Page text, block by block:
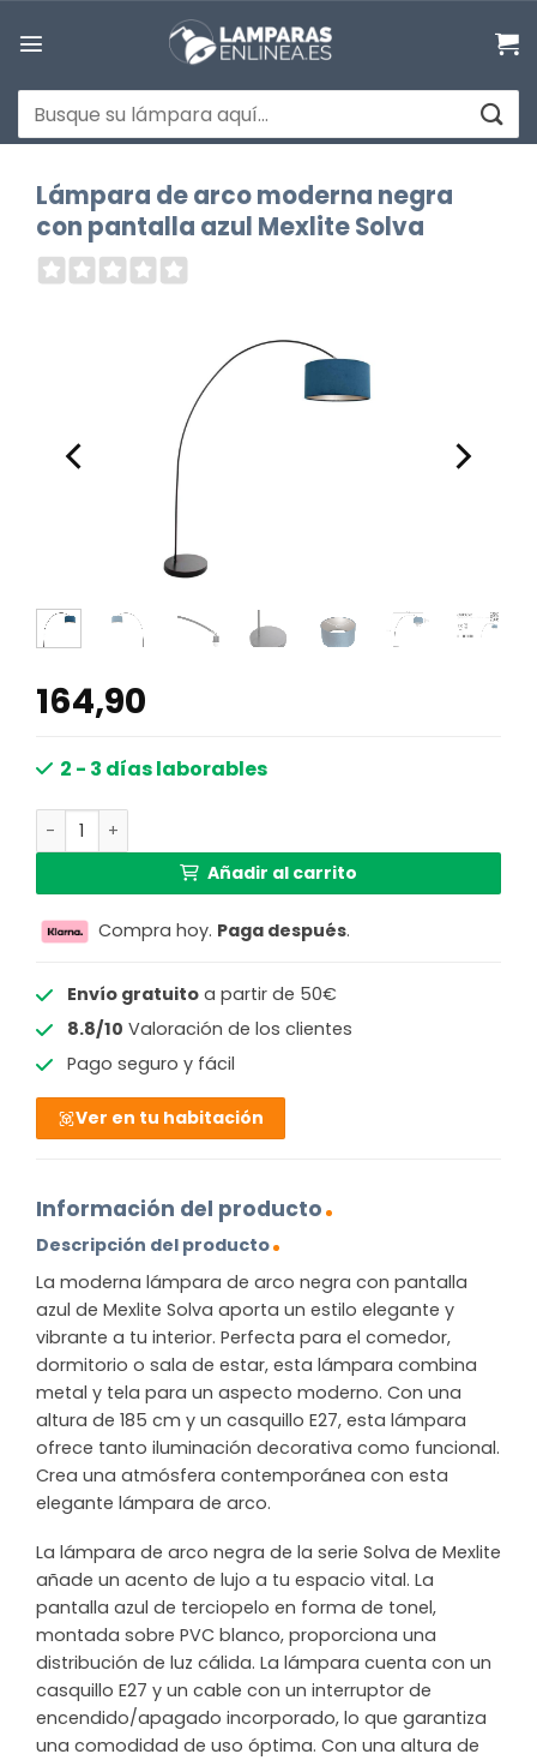
Buscar
por:
Lámpara de arco moderna negra
con pantalla azul Mexlite Solva
164,90
2 - 3 días laborables
Lámpara de arco moderna negra con pantalla azul
Añadir al carrito
Compra hoy. Paga después.
Envío gratuitoa partir de 50€
8.8/10 Valoración de los clientes
Pago seguro y fácil
Ver en tu habitación
Información del producto
Descripción del producto
La moderna lámpara de arco negra con pantalla
azul de Mexlite Solva aporta un estilo elegante y
vibrante a tu interior. Perfecta para el comedor,
dormitorio o sala de estar, esta lámpara combina
metal y tela para un aspecto moderno. Con una
altura de 185 cm y un casquillo E27, esta lámpara
ofrece tanto iluminación decorativa como funcional.
Crea una atmósfera contemporánea con esta
elegante lámpara de arco.
La lámpara de arco negra de la serie Solva de Mexlite
añade un acento de lujo a tu espacio vital. La
pantalla azul de terciopelo en forma de tonel,
montada sobre PVC blanco, proporciona una
distribución de luz cálida. La lámpara cuenta con un
casquillo E27 y un cable con un interruptor de
encendido/apagado incorporado, lo que garantiza
una comodidad de uso óptima. Con una altura de